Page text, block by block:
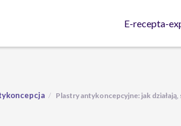
E-recepta-
Plastry antykoncepcyjne: jak